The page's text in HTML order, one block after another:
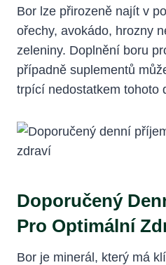
Bor lze přirozeně najít v
ořechy, avokádo, hrozny
zeleniny. Doplnění boru
případně suplementů
trpící nedostatkem tohoto
Doporučený
Pro Optimální
Bor je minerál, který má